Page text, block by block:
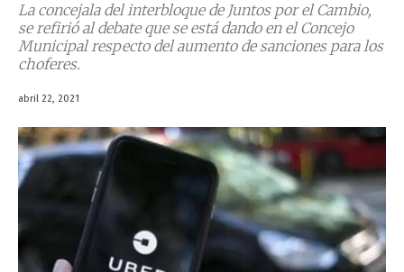
La concejala del interbloque de Juntos por el Cambio,
se refirió al debate que se está dando en el Concejo
Municipal respecto del aumento de sanciones para los
choferes.
abril 22, 2021